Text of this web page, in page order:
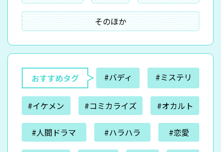
そのほか
おすすめタグ #バディ #ミステリ
#イケメン #コミカライズ #オカルト
#人間ドラマ #ハラハラ #恋愛